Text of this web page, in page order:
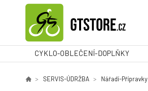
CYKLO-OBLEČENÍ-DOPLŇKY
SERVIS-ÚDRŽBA Nářadí-Přípravky